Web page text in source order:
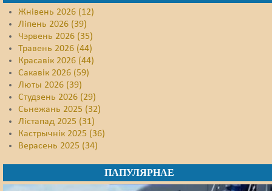
Жнівень 2026 (12)
Ліпень 2026 (39)
Чэрвень 2026 (35)
Травень 2026 (44)
Красавік 2026 (44)
Сакавік 2026 (59)
Люты 2026 (39)
Студзень 2026 (29)
Сьнежань 2025 (32)
Лістапад 2025 (31)
Кастрычнік 2025 (36)
Верасень 2025 (34)
ПАПУЛЯРНАЕ